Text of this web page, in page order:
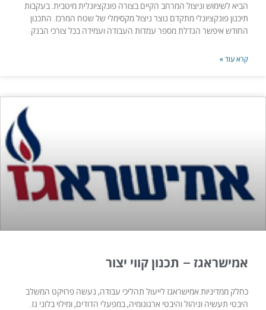
הביא לשימוש וניצול המרחב הקיים בצורה פונקציונלית מיטבית. בעקבות
תיכנון פונקציונלי מתקדם נוצר ניצול מקסימלי של שטח המרכז. התכנון
החודש איפשר הגדלת מספר עמדות העבודה ועמידה בכל צורכי הבנק.
קרא עוד »
אמישראגז – תכנון קווי יצור
כחלק ממדיניות אמישראגז לייעול תהליכי עבודה, נעשה פרויקט המשלב
היבטי תעשיה וניהול והיבטי ארגונומיה, במפעלי הדודים, ומילוי בלוני גז.